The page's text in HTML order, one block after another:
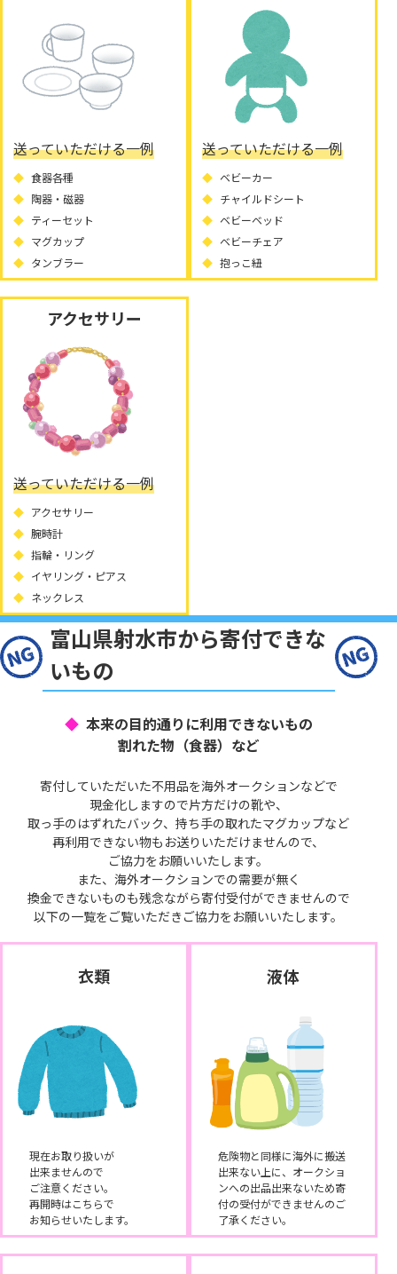
送っていただける一例
食器各種
陶器・磁器
ティーセット
マグカップ
タンブラー
送っていただける一例
ベビーカー
チャイルドシート
ベビーベッド
ベビーチェア
抱っこ紐
アクセサリー
送っていただける一例
アクセサリー
腕時計
指輪・リング
イヤリング・ピアス
ネックレス
富山県射水市から寄付できな
いもの
本来の目的通りに利用できないもの
割れた物（食器）など
寄付していただいた不用品を海外オークションなどで
現金化しますので片方だけの靴や、
取っ手のはずれたバック、持ち手の取れたマグカップなど
再利用できない物もお送りいただけませんので、
ご協力をお願いいたします。
また、海外オークションでの需要が無く
換金できないものも残念ながら寄付受付ができませんので
以下の一覧をご覧いただきご協力をお願いいたします。
衣類
現在お取り扱いが
出来ませんので
ご注意ください。
再開時はこちらで
お知らせいたします。
液体
危険物と同様に海外に搬送
出来ない上に、オークショ
ンへの出品出来ないため寄
付の受付ができませんのご
了承ください。